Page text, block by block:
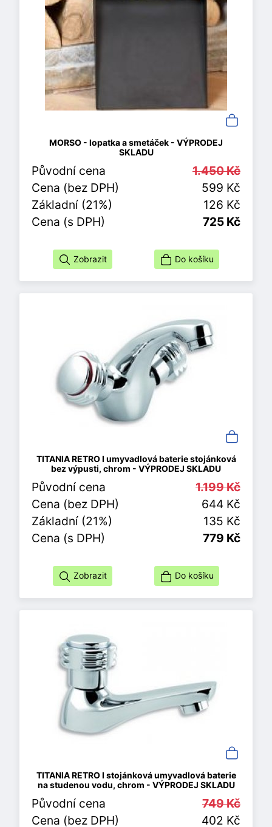
MORSO - lopatka a smetáček - VÝPRODEJ
SKLADU
Původní cena
1.450 Kč
Cena (bez DPH)
599 Kč
Základní (21%)
126 Kč
Cena (s DPH)
725 Kč
Zobrazit Do košíku
TITANIA RETRO I umyvadlová baterie stojánková
bez výpusti, chrom - VÝPRODEJ SKLADU
Původní cena
1.199 Kč
Cena (bez DPH)
644 Kč
Základní (21%)
135 Kč
Cena (s DPH)
779 Kč
Zobrazit Do košíku
TITANIA RETRO I stojánková umyvadlová baterie
na studenou vodu, chrom - VÝPRODEJ SKLADU
Původní cena
749 Kč
Cena (bez DPH)
402 Kč